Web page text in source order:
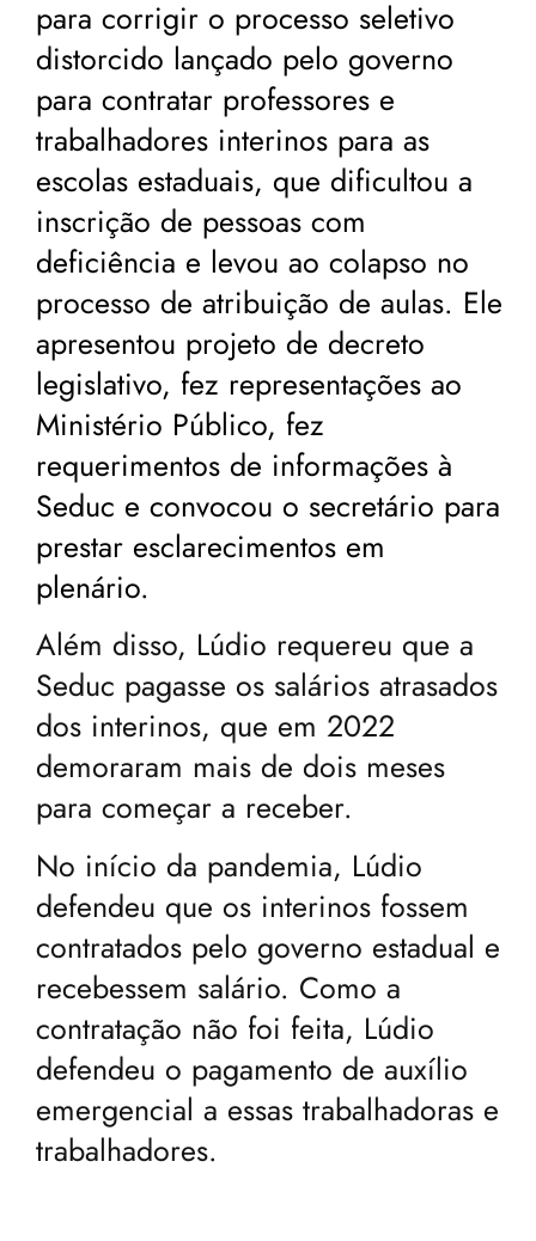
para corrigir o processo seletivo
distorcido lançado pelo governo
para contratar professores e
trabalhadores interinos para as
escolas estaduais, que dificultou a
inscrição de pessoas com
deficiência e levou ao colapso no
processo de atribuição de aulas. Ele
apresentou projeto de decreto
legislativo, fez representações ao
Ministério Público, fez
requerimentos de informações à
Seduc e convocou o secretário para
prestar esclarecimentos em
plenário.
Além disso, Lúdio requereu que a
Seduc pagasse os salários atrasados
dos interinos, que em 2022
demoraram mais de dois meses
para começar a receber.
No início da pandemia, Lúdio
defendeu que os interinos fossem
contratados pelo governo estadual e
recebessem salário. Como a
contratação não foi feita, Lúdio
defendeu o pagamento de auxílio
emergencial a essas trabalhadoras e
trabalhadores.